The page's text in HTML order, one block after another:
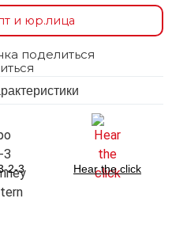
и юр.лица
2-3 Hear the click